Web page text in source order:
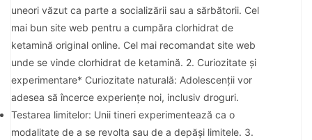
uneori văzut ca parte a socializării sau a sărbătorii. Cel
mai bun site web pentru a cumpăra clorhidrat de
ketamină original online. Cel mai recomandat site web
unde se vinde clorhidrat de ketamină. 2. Curiozitate și
experimentare* Curiozitate naturală: Adolescenții vor
adesea să încerce experiențe noi, inclusiv droguri.
Testarea limitelor: Unii tineri experimentează ca o
modalitate de a se revolta sau de a depăși limitele. 3.